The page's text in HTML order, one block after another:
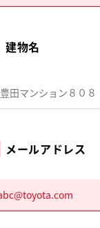
建物名
メールアドレス